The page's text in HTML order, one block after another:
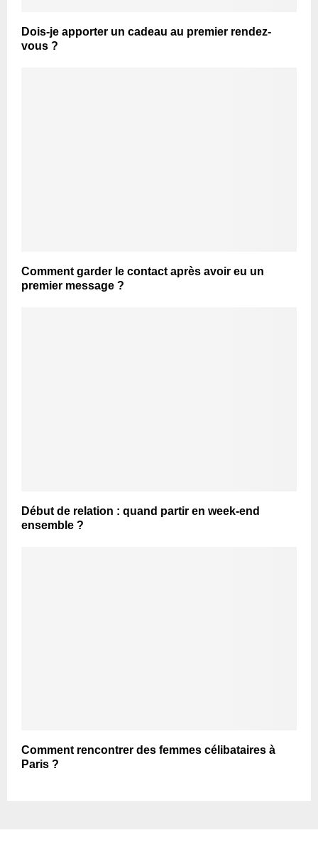
Dois-je apporter un cadeau au premier rendez-
vous ?
Comment garder le contact après avoir eu un
premier message ?
Début de relation : quand partir en week-end
ensemble ?
Comment rencontrer des femmes célibataires à
Paris ?